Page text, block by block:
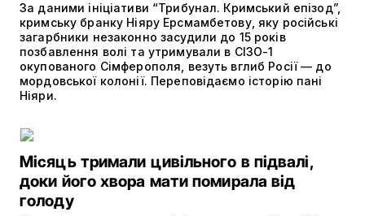
За даними ініціативи “Трибунал. Кримський епізод”,
кримську бранку Ніяру Ерсмамбетову, яку російські
загарбники незаконно засудили до 15 років
позбавлення волі та утримували в СІЗО-1
окупованого Сімферополя, везуть вглиб Росії — до
мордовської колонії. Переповідаємо історію пані
Ніяри.
Місяць тримали цивільного в підвалі,
доки його хвора мати помирала від
голоду